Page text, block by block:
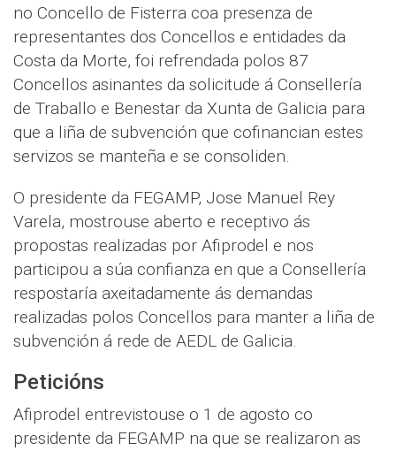
no Concello de Fisterra coa presenza de
representantes dos Concellos e entidades da
Costa da Morte, foi refrendada polos 87
Concellos asinantes da solicitude á Consellería
de Traballo e Benestar da Xunta de Galicia para
que a liña de subvención que cofinancian estes
servizos se manteña e se consoliden.
O presidente da FEGAMP, Jose Manuel Rey
Varela, mostrouse aberto e receptivo ás
propostas realizadas por Afiprodel e nos
participou a súa confianza en que a Consellería
respostaría axeitadamente ás demandas
realizadas polos Concellos para manter a liña de
subvención á rede de AEDL de Galicia.
Peticións
Afiprodel entrevistouse o 1 de agosto co
presidente da FEGAMP na que se realizaron as